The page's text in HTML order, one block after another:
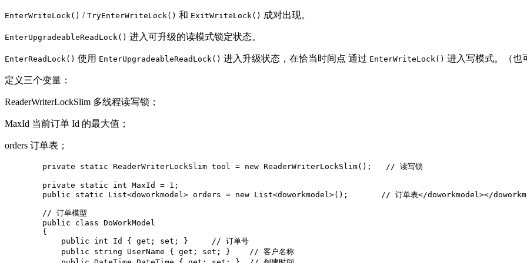
EnterWriteLock() / TryEnterWriteLock() 和 ExitWriteLock() 成对出现。
EnterUpgradeableReadLock() 进入可升级的读模式锁定状态。
EnterReadLock() 使用 EnterUpgradeableReadLock() 进入升级状态，在恰当时间点 通过 EnterWriteLock() 进入写模式。（也
定义三个变量：
ReaderWriterLockSlim 多线程读写锁；
MaxId 当前订单 Id 的最大值；
orders 订单表；
        private static ReaderWriterLockSlim tool = new ReaderWriterLockSlim();   // 读写锁
        private static int MaxId = 1;
public static List<doworkmodel> orders = new List<doworkmodel>();       // 订单表</doworkmodel></
        // 订单模型
        public class DoWorkModel
        {
            public int Id { get; set; }     // 订单号
            public string UserName { get; set; }    // 客户名称